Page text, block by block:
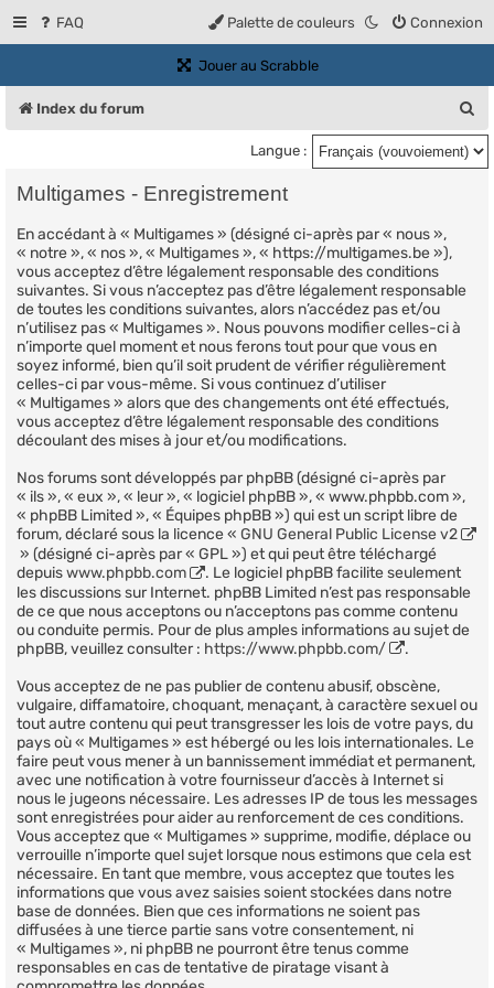
FAQ Connexion
Palette de couleurs
Jouer au Scrabble(Ouvre un nouvel onglet)
Index du forum
e
c
Langue :
Multigames - Enregistrement
En accédant à « Multigames » (désigné ci-après par « nous »,
« notre », « nos », « Multigames », « https://multigames.be »),
vous acceptez d’être légalement responsable des conditions
suivantes. Si vous n’acceptez pas d’être légalement responsable
de toutes les conditions suivantes, alors n’accédez pas et/ou
n’utilisez pas « Multigames ». Nous pouvons modifier celles-ci à
n’importe quel moment et nous ferons tout pour que vous en
soyez informé, bien qu’il soit prudent de vérifier régulièrement
celles-ci par vous-même. Si vous continuez d’utiliser
« Multigames » alors que des changements ont été effectués,
vous acceptez d’être légalement responsable des conditions
découlant des mises à jour et/ou modifications.
Nos forums sont développés par phpBB (désigné ci-après par
« ils », « eux », « leur », « logiciel phpBB », « www.phpbb.com »,
« phpBB Limited », « Équipes phpBB ») qui est un script libre de
forum, déclaré sous la licence « GNU General Public License v2
» (désigné ci-après par « GPL ») et qui peut être téléchargé
depuiswww.phpbb.com
. Le logiciel phpBB facilite seulement
les discussions sur Internet. phpBB Limited n’est pas responsable
de ce que nous acceptons ou n’acceptons pas comme contenu
ou conduite permis. Pour de plus amples informations au sujet de
phpBB, veuillez consulter : https://www.phpbb.com/ .
Vous acceptez de ne pas publier de contenu abusif, obscène,
vulgaire, diffamatoire, choquant, menaçant, à caractère sexuel ou
tout autre contenu qui peut transgresser les lois de votre pays, du
pays où « Multigames » est hébergé ou les lois internationales. Le
faire peut vous mener à un bannissement immédiat et permanent,
avec une notification à votre fournisseur d’accès à Internet si
nous le jugeons nécessaire. Les adresses IP de tous les messages
sont enregistrées pour aider au renforcement de ces conditions.
Vous acceptez que « Multigames » supprime, modifie, déplace ou
verrouille n’importe quel sujet lorsque nous estimons que cela est
nécessaire. En tant que membre, vous acceptez que toutes les
informations que vous avez saisies soient stockées dans notre
base de données. Bien que ces informations ne soient pas
diffusées à une tierce partie sans votre consentement, ni
« Multigames », ni phpBB ne pourront être tenus comme
responsables en cas de tentative de piratage visant à